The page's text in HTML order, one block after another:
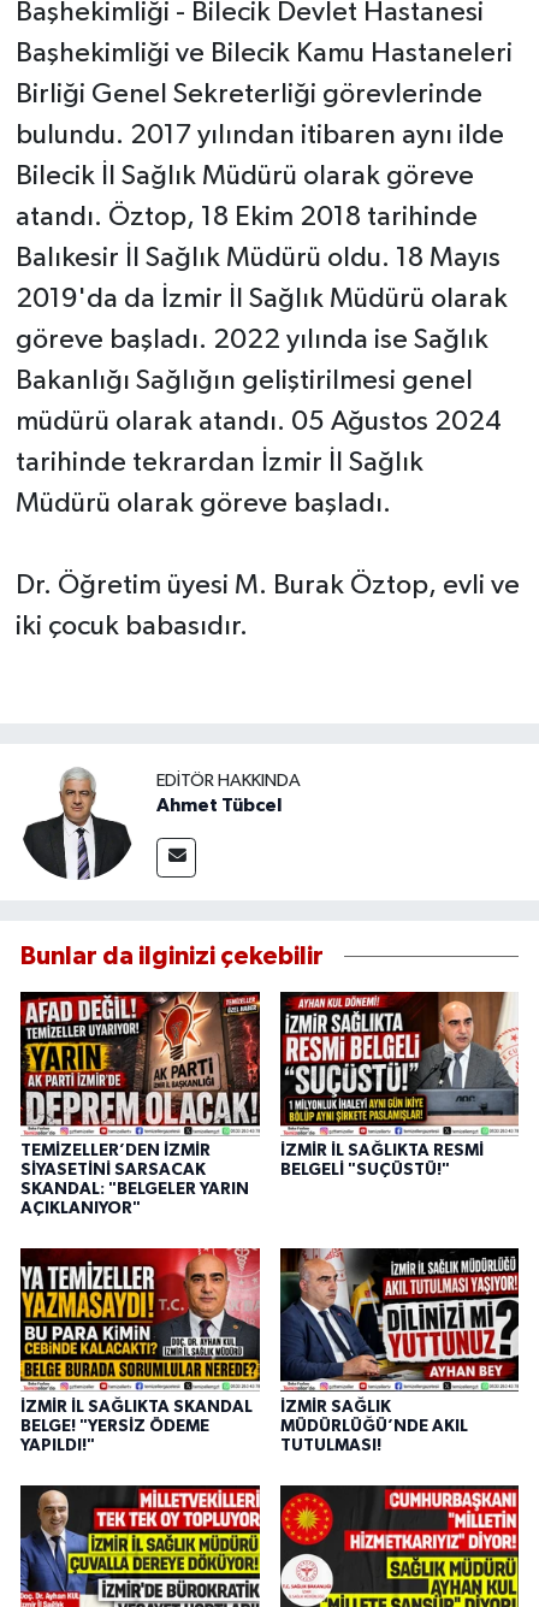
Başhekimliği - Bilecik Devlet Hastanesi
Başhekimliği ve Bilecik Kamu Hastaneleri
Birliği Genel Sekreterliği görevlerinde
bulundu. 2017 yılından itibaren aynı ilde
Bilecik İl Sağlık Müdürü olarak göreve
atandı. Öztop, 18 Ekim 2018 tarihinde
Balıkesir İl Sağlık Müdürü oldu. 18 Mayıs
2019'da da İzmir İl Sağlık Müdürü olarak
göreve başladı. 2022 yılında ise Sağlık
Bakanlığı Sağlığın geliştirilmesi genel
müdürü olarak atandı. 05 Ağustos 2024
tarihinde tekrardan İzmir İl Sağlık
Müdürü olarak göreve başladı.
Dr. Öğretim üyesi M. Burak Öztop, evli ve
iki çocuk babasıdır.
EDITÖR HAKKINDA
Ahmet Tübcel
Bunlar da ilginizi çekebilir
TEMİZELLER’DEN İZMİR
SİYASETİNİ SARSACAK
SKANDAL: "BELGELER YARIN
AÇIKLANIYOR"
İZMİR İL SAĞLIKTA RESMİ
BELGELİ "SUÇÜSTÜ!"
İZMİR İL SAĞLIKTA SKANDAL
BELGE! "YERSİZ ÖDEME
YAPILDI!"
İZMİR SAĞLIK
MÜDÜRLÜĞÜ’NDE AKIL
TUTULMASI!